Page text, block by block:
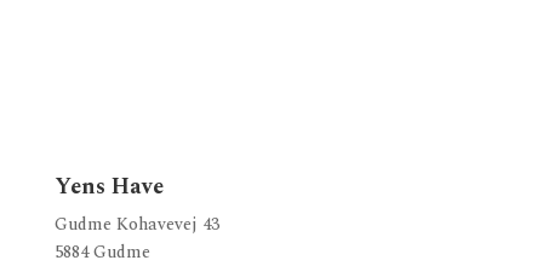
Yens Have
Gudme Kohavevej 43
5884 Gudme